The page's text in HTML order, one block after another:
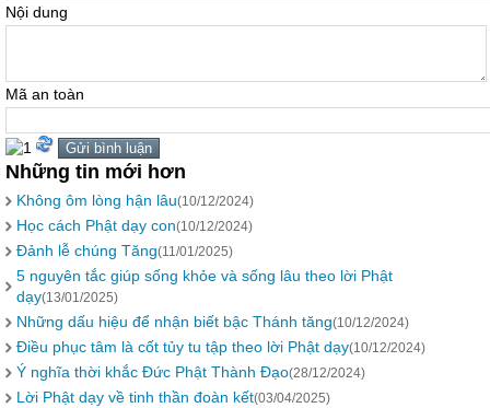
Nội dung
Mã an toàn
Những tin mới hơn
Không ôm lòng hận lâu(10/12/2024)
Học cách Phật dạy con(10/12/2024)
Đảnh lễ chúng Tăng(11/01/2025)
5 nguyên tắc giúp sống khỏe và sống lâu theo lời Phật
dạy(13/01/2025)
Những dấu hiệu để nhận biết bậc Thánh tăng(10/12/2024)
Điều phục tâm là cốt tủy tu tập theo lời Phật dạy(10/12/2024)
Ý nghĩa thời khắc Đức Phật Thành Đạo(28/12/2024)
Lời Phật dạy về tinh thần đoàn kết(03/04/2025)